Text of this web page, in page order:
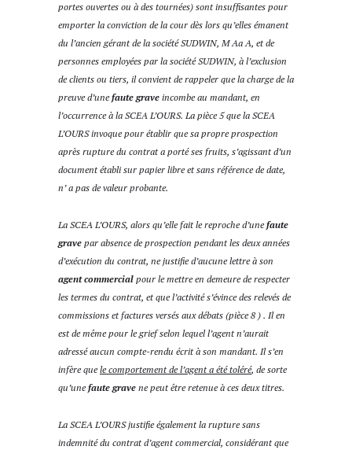
portes ouvertes ou à des tournées) sont insuffisantes pour
emporter la conviction de la cour dès lors qu’elles émanent
du l’ancien gérant de la société SUDWIN, M Aa A, et de
personnes employées par la société SUDWIN, à l’exclusion
de clients ou tiers, il convient de rappeler que la charge de la
preuve d’une faute grave incombe au mandant, en
l’occurrence à la SCEA L’OURS. La pièce 5 que la SCEA
L’OURS invoque pour établir que sa propre prospection
après rupture du contrat a porté ses fruits, s’agissant d’un
document établi sur papier libre et sans référence de date,
n’ a pas de valeur probante.
La SCEA L’OURS, alors qu’elle fait le reproche d’une faute
grave par absence de prospection pendant les deux années
d’exécution du contrat, ne justifie d’aucune lettre à son
agent commercial pour le mettre en demeure de respecter
les termes du contrat, et que l’activité s’évince des relevés de
commissions et factures versés aux débats (pièce 8 ) . Il en
est de même pour le grief selon lequel l’agent n’aurait
adressé aucun compte-rendu écrit à son mandant. Il s’en
infère que le comportement de l’agent a été toléré, de sorte
qu’une faute grave ne peut être retenue à ces deux titres.
La SCEA L’OURS justifie également la rupture sans
indemnité du contrat d’agent commercial, considérant que